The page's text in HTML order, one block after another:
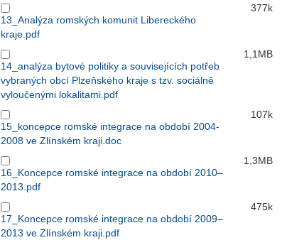
13_Analýza romských komunit Libereckého
kraje.pdf
377k
14_analýza bytové politiky a souvisejících potřeb
vybraných obcí Plzeňského kraje s tzv. sociálně
vyloučenými lokalitami.pdf
1,1MB
15_koncepce romské integrace na období 2004-
2008 ve Zlínském kraji.doc
107k
16_Koncepce romské integrace na období 2010–
2013.pdf
1,3MB
17_Koncepce romské integrace na období 2009–
2013 ve Zlínském kraji.pdf
475k